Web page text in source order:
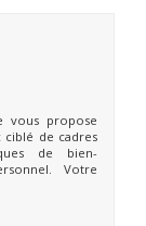
vous propose
de cadres
de bien-
Votre